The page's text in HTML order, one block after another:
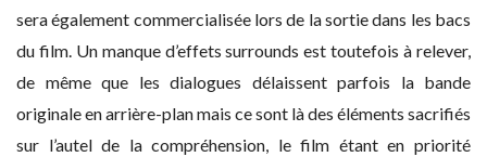
sera également commercialisée lors de la sortie dans les bacs
du film. Un manque d’effets surrounds est toutefois à relever,
de même que les dialogues délaissent parfois la bande
originale en arrière-plan mais ce sont là des éléments sacrifiés
sur l’autel de la compréhension, le film étant en priorité